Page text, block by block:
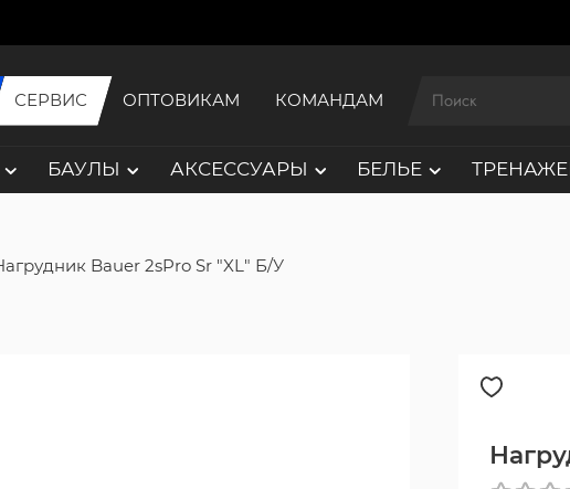
СЕРВИС ОПТОВИКАМ КОМАНДАМ
БАУЛЫ АКСЕССУАРЫ БЕЛЬЕ
Bauer 2sPro Sr "XL" Б/У